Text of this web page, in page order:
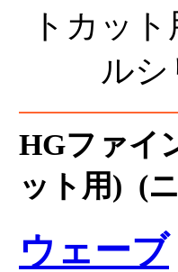
HGファイ
ット用) (
ウェーブ